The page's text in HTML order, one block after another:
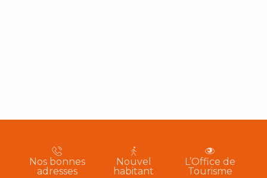
Nos bonnes
adresses
Nouvel
habitant
L’Office de
Tourisme